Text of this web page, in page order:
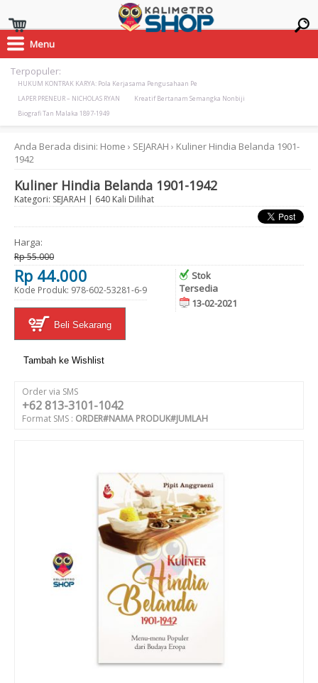
Menu
Terpopuler:
HUKUM KONTRAK KARYA: Pola Kerjasama Pengusahaan Pe
LAPER PRENEUR – NICHOLAS RYAN
Kreatif Bertanam Semangka Nonbiji
Biografi Tan Malaka 1897-1949
Anda Berada disini: Home › SEJARAH › Kuliner Hindia Belanda 1901-
1942
Kuliner Hindia Belanda 1901-1942
Kategori: SEJARAH | 640 Kali Dilihat
Harga:
Rp 55.000
Rp 44.000
Kode Produk: 978-602-53281-6-9
Stok
Tersedia
13-02-2021
Beli Sekarang
Tambah ke Wishlist
Order via SMS
+62 813-3101-1042
Format SMS : ORDER#NAMA PRODUK#JUMLAH